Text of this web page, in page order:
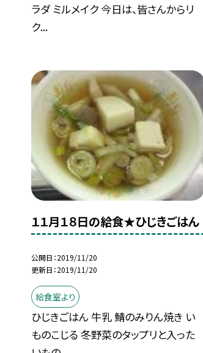
ラダ ミルメイク 今日は、皆さんからリ
ク...
１１月１８日の給食★ひじきごはん
公開日 2019/11/20
更新日 2019/11/20
給食室より
ひじきごはん 牛乳 鯖のみりん焼き い
ものこじる 冬野菜のタップリと入った